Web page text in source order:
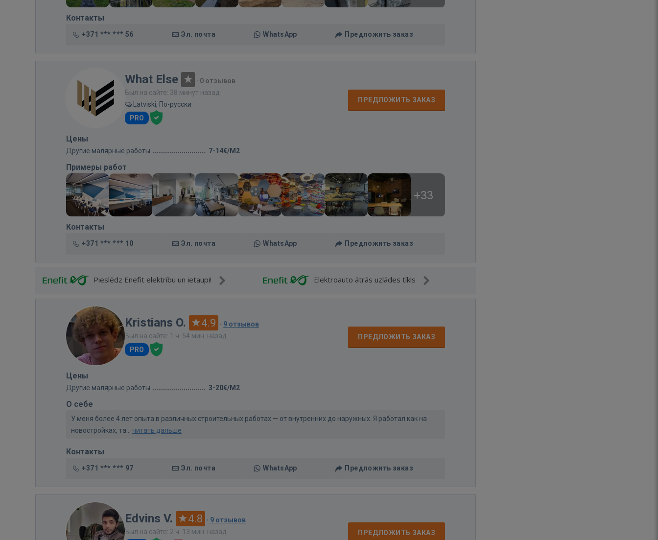
Контакты
+371 *** *** 56 Эл. почта WhatsApp Предложить заказ
What Else · 0 отзывов
Был на сайте: 38 минут назад
Latviski, По-русски
PRO
ПРЕДЛОЖИТЬ ЗАКАЗ
Цены
Другие малярные работы 7-14€/M2
Примеры работ
+33
Контакты
+371 *** *** 10 Эл. почта WhatsApp Предложить заказ
Pieslēdz Enefit elektrību un ietaupi! Elektroauto ātrās uzlādes tīkls
Kristians O. 4.9 · 9 отзывов
Был на сайте: 1 ч. 54 мин. назад
PRO
ПРЕДЛОЖИТЬ ЗАКАЗ
Цены
Другие малярные работы 3-20€/M2
О себе
У меня более 4 лет опыта в различных строительных работах — от внутренних до наружных. Я работал как на
новостройках, та... читать дальше
Контакты
+371 *** *** 97 Эл. почта WhatsApp Предложить заказ
Edvins V. 4.8 · 9 отзывов
Был на сайте: 2 ч. 13 мин. назад
ПРЕДЛОЖИТЬ ЗАКАЗ